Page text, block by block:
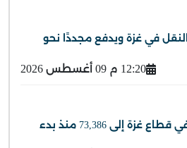
في غزة ويدفع مجددًا نحو
12:20 م 09 أغسطس 2026
ارتفاع حصيلة الشهداء في قطاع غزة إلى 73,386 منذ بدء